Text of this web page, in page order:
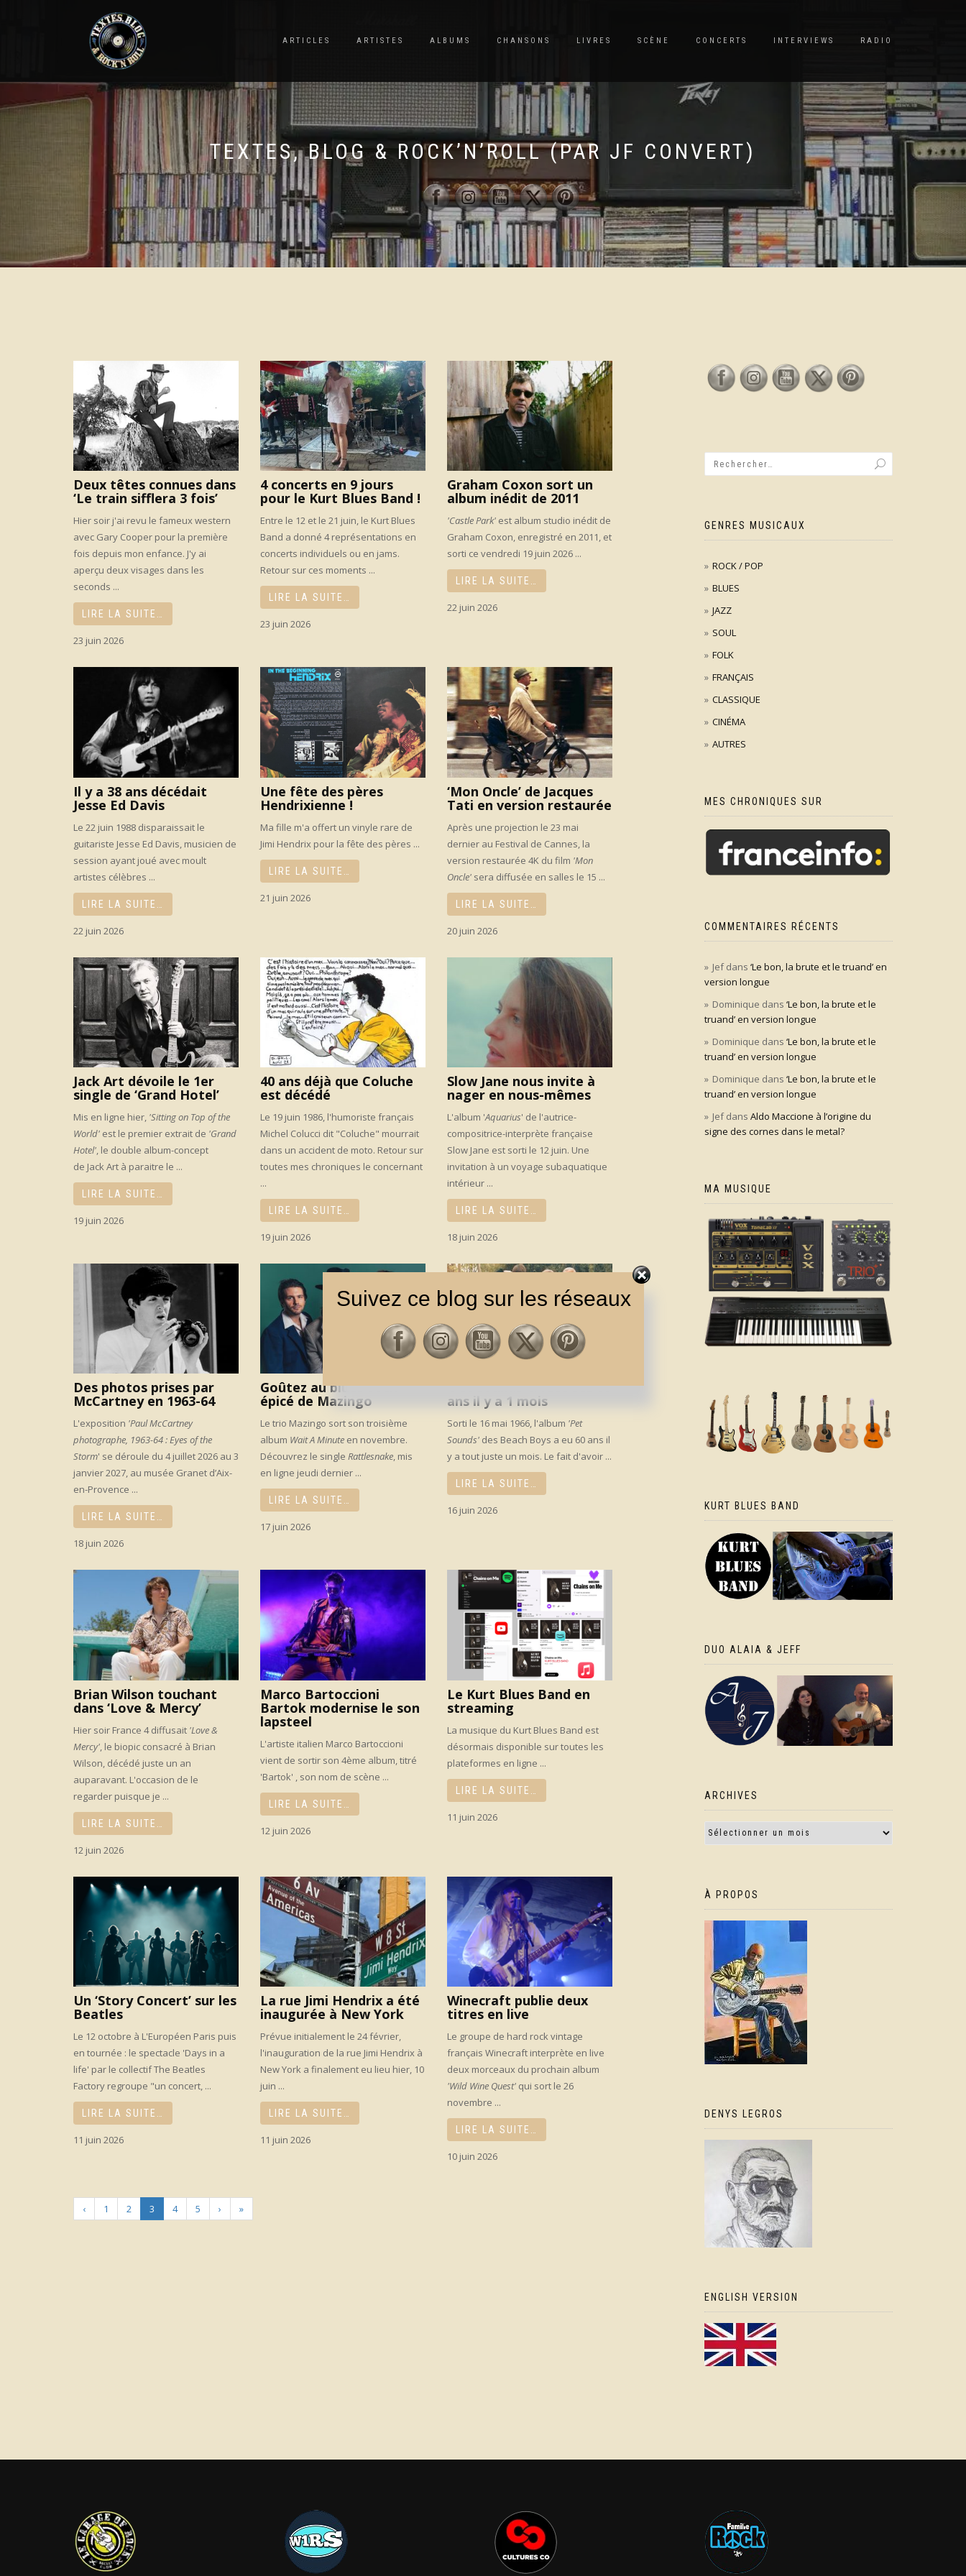
ARTICLES ARTISTES ALBUMS CHANSONS LIVRES SCÈNE CONCERTS INTERVIEWS RADIO
TEXTES, BLOG & ROCK’N’ROLL (PAR JF CONVERT)
Deux têtes connues dans
‘Le train sifflera 3 fois’
Hier soir j'ai revu le fameux western
avec Gary Cooper pour la première
fois depuis mon enfance. J'y ai
aperçu deux visages dans les
seconds ...
LIRE LA SUITE…
23 juin 2026
4 concerts en 9 jours
pour le Kurt Blues Band !
Entre le 12 et le 21 juin, le Kurt Blues
Band a donné 4 représentations en
concerts individuels ou en jams.
Retour sur ces moments ...
LIRE LA SUITE…
23 juin 2026
Graham Coxon sort un
album inédit de 2011
'Castle Park'est album studio inédit de
Graham Coxon, enregistré en 2011, et
sorti ce vendredi 19 juin 2026 ...
LIRE LA SUITE…
22 juin 2026
Il y a 38 ans décédait
Jesse Ed Davis
Le 22 juin 1988 disparaissait le
guitariste Jesse Ed Davis, musicien de
session ayant joué avec moult
artistes célèbres ...
LIRE LA SUITE…
22 juin 2026
Une fête des pères
Hendrixienne !
Ma fille m'a offert un vinyle rare de
Jimi Hendrix pour la fête des pères ...
LIRE LA SUITE…
21 juin 2026
‘Mon Oncle’ de Jacques
Tati en version restaurée
Après une projection le 23 mai
dernier au Festival de Cannes, la
version restaurée 4K du film 'Mon
Oncle'sera diffusée en salles le 15 ...
LIRE LA SUITE…
20 juin 2026
Jack Art dévoile le 1er
single de ‘Grand Hotel’
Mis en ligne hier, 'Sitting on Top of the
World' est le premier extrait de 'Grand
Hotel', le double album-concept
de Jack Art à paraitre le ...
LIRE LA SUITE…
19 juin 2026
40 ans déjà que Coluche
est décédé
Le 19 juin 1986, l'humoriste français
Michel Colucci dit "Coluche" mourrait
dans un accident de moto. Retour sur
toutes mes chroniques le concernant
...
LIRE LA SUITE…
19 juin 2026
Slow Jane nous invite à
nager en nous-mêmes
L'album 'Aquarius' de l'autrice-
compositrice-interprète française
Slow Jane est sorti le 12 juin. Une
invitation à un voyage subaquatique
intérieur ...
LIRE LA SUITE…
18 juin 2026
Des photos prises par
McCartney en 1963-64
L'exposition 'Paul McCartney
photographe, 1963-64 : Eyes of the
Storm' se déroule du 4 juillet 2026 au 3
janvier 2027, au musée Granet d’Aix-
en-Provence ...
LIRE LA SUITE…
18 juin 2026
Goûtez au blues-rock
épicé de Mazingo
Le trio Mazingo sort son troisième
album Wait A Minuteen novembre.
Découvrez le single Rattlesnake, mis
en ligne jeudi dernier ...
LIRE LA SUITE…
17 juin 2026
‘Pet Sounds’ a fêté ses 60
ans il y a 1 mois
Sorti le 16 mai 1966, l'album 'Pet
Sounds'des Beach Boys a eu 60 ans il
y a tout juste un mois. Le fait d'avoir ...
LIRE LA SUITE…
16 juin 2026
Brian Wilson touchant
dans ‘Love & Mercy’
Hier soir France 4 diffusait 'Love &
Mercy' , le biopic consacré à Brian
Wilson, décédé juste un an
auparavant. L'occasion de le
regarder puisque je ...
LIRE LA SUITE…
12 juin 2026
Marco Bartoccioni
Bartok modernise le son
lapsteel
L'artiste italien Marco Bartoccioni
vient de sortir son 4ème album, titré
'Bartok' , son nom de scène ...
LIRE LA SUITE…
12 juin 2026
Le Kurt Blues Band en
streaming
La musique du Kurt Blues Band est
désormais disponible sur toutes les
plateformes en ligne ...
LIRE LA SUITE…
11 juin 2026
Un ‘Story Concert’ sur les
Beatles
Le 12 octobre à L'Européen Paris puis
en tournée : le spectacle 'Days in a
life' par le collectif The Beatles
Factory regroupe "un concert, ...
LIRE LA SUITE…
11 juin 2026
La rue Jimi Hendrix a été
inaugurée à New York
Prévue initialement le 24 février,
l'inauguration de la rue Jimi Hendrix à
New York a finalement eu lieu hier, 10
juin ...
LIRE LA SUITE…
11 juin 2026
Winecraft publie deux
titres en live
Le groupe de hard rock vintage
français Winecraft interprète en live
deux morceaux du prochain album
'Wild Wine Quest'qui sort le 26
novembre ...
LIRE LA SUITE…
10 juin 2026
‹ 1 2 3 4 5 › »
GENRES MUSICAUX
ROCK / POP
BLUES
JAZZ
SOUL
FOLK
FRANÇAIS
CLASSIQUE
CINÉMA
AUTRES
MES CHRONIQUES SUR
COMMENTAIRES RÉCENTS
Jefdans ‘Le bon, la brute et le truand’ en
version longue
Dominique dans ‘Le bon, la brute et le
truand’ en version longue
Dominique dans ‘Le bon, la brute et le
truand’ en version longue
Dominique dans ‘Le bon, la brute et le
truand’ en version longue
Jefdans Aldo Maccione à l’origine du
signe des cornes dans le metal?
MA MUSIQUE
KURT BLUES BAND
DUO ALAIA & JEFF
ARCHIVES
À PROPOS
DENYS LEGROS
ENGLISH VERSION
Suivez ce blog sur les réseaux